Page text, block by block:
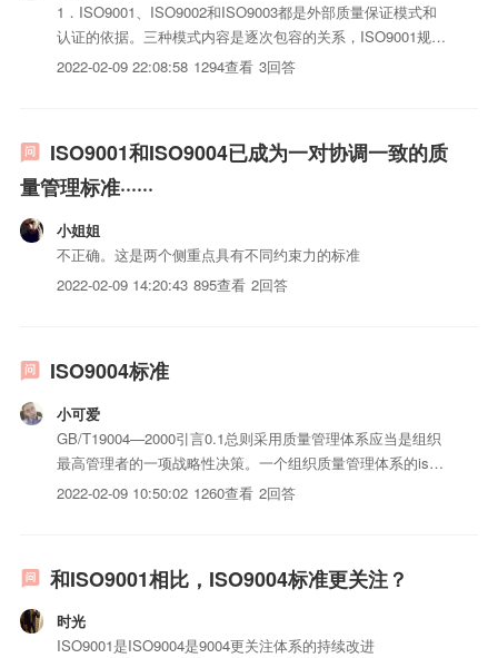
1．ISO9001、ISO9002和ISO9003都是外部质量保证模式和
认证的依据。三种模式内容是逐次包容的关系，ISO9001规定
了20项要求，比ISO9002多1项要求，比ISO9003多4项要求。
2022-02-09 22:08:58 1294查看 3回答
ISO9001和ISO9004已成为一对协调一致的质
量管理标准······
小姐姐
不正确。这是两个侧重点具有不同约束力的标准
2022-02-09 14:20:43 895查看 2回答
ISO9004标准
小可爱
GB/T19004—2000引言0.1总则采用质量管理体系应当是组织
最高管理者的一项战略性决策。一个组织质量管理体系的iso
认证和实施受各种需求、具体目标、所提供的iso三体系认
2022-02-09 10:50:02 1260查看 2回答
和ISO9001相比，ISO9004标准更关注？
时光
ISO9001是ISO9004是9004更关注体系的持续改进